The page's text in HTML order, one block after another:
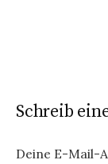
Schreib
Deine E-Mail-